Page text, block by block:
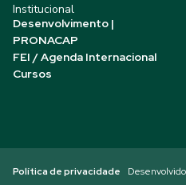
Institucional
Desenvolvimento |
PRONACAP
FEI / Agenda Internacional
Cursos
Política de privacidade